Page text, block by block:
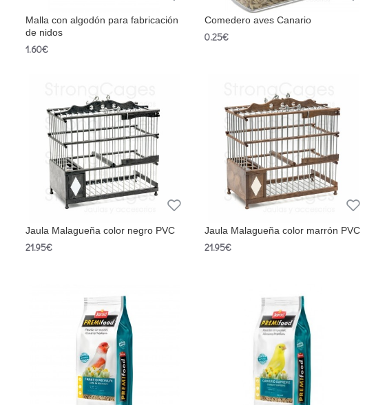
Malla con algodón para fabricación
de nidos
1.60€
Comedero aves Canario
0.25€
Jaula Malagueña color negro PVC
21.95€
Jaula Malagueña color marrón PVC
21.95€